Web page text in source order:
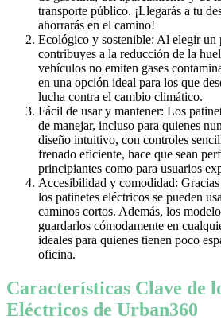
transporte público. ¡Llegarás a tu
ahorrarás en el camino!
Ecológico y sostenible: Al elegir un
contribuyes a la reducción de la
vehículos no emiten gases
en una opción ideal para los que
lucha contra el cambio climático.
Fácil de usar y mantener: Los
de manejar, incluso para quienes
diseño intuitivo, con controles
frenado eficiente, hace que sean
principiantes como para usuarios
Accesibilidad y comodidad:
los patinetes eléctricos se pueden
caminos cortos. Además, los
guardarlos cómodamente en
ideales para quienes tienen poco
oficina.
Características Clave de
Eléctricos de Urban360